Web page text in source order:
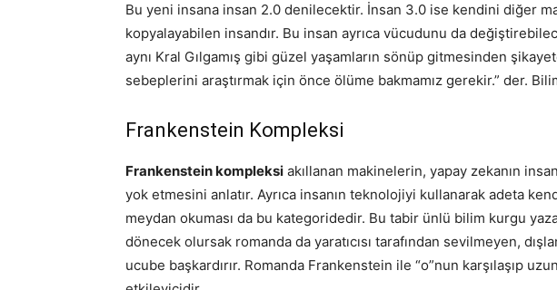
Bu yeni insana insan 2.0 denilecektir. İnsan 3.0 ise kendini diğer
kopyalayabilen insandır. Bu insan ayrıca vücudunu da
aynı Kral Gılgamış gibi güzel yaşamların sönüp gitmesinden
sebeplerini araştırmak için önce ölüme bakmamız gerekir.” der.
Frankenstein Kompleksi
Frankenstein kompleksi akıllanan makinelerin, yapay zekanın
yok etmesini anlatır. Ayrıca insanın teknolojiyi kullanarak adeta
meydan okuması da bu kategoridedir. Bu tabir ünlü bilim kurgu
dönecek olursak romanda da yaratıcısı tarafından sevilmeyen,
ucube başkardırır. Romanda Frankenstein ile “o”nun karşılaşıp